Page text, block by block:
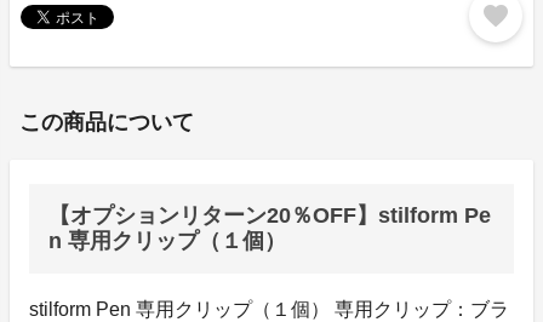
favorite
この商品について
【オプションリターン20％OFF】stilform Pe
n 専用クリップ（１個）
stilform Pen 専用クリップ（１個） 専用クリップ：ブラ